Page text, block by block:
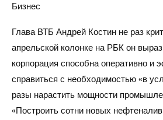
Бизнес
Глава ВТБ Андрей Костин не раз
апрельской колонке на РБК он
корпорация способна оперативно и
справиться с необходимостью «в
разы нарастить мощности
«Построить сотни новых